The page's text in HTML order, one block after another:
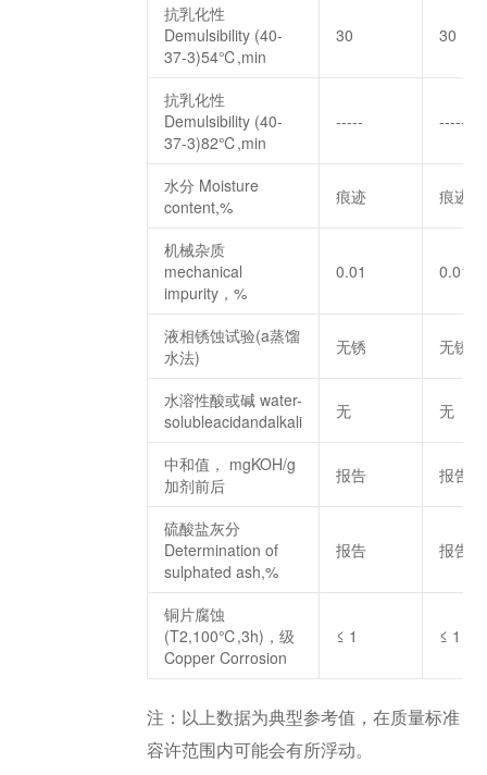
抗乳化性
Demulsibility (40-
37-3)54℃,min
30 30
抗乳化性
Demulsibility (40-
37-3)82℃,min
----- -----
水分 Moisture
content,%
痕迹 痕迹
机械杂质
mechanical
impurity，%
0.01 0.01
液相锈蚀试验(a蒸馏
水法)
无锈 无锈
水溶性酸或碱 water-
solubleacidandalkali
无 无
中和值， mgKOH/g
加剂前后
报告 报告
硫酸盐灰分
Determination of
sulphated ash,%
报告 报告
铜片腐蚀
(T2,100℃,3h)，级
Copper Corrosion
≤ 1 ≤ 1
注：以上数据为典型参考值，在质量标准
容许范围内可能会有所浮动。